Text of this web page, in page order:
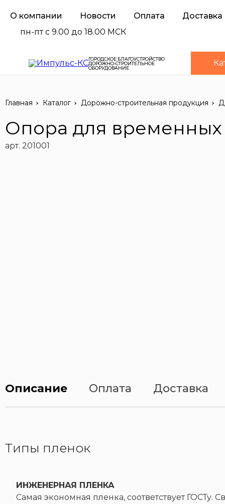
О компании Новости Оплата
Доставка
пн-пт с 9.00 до 18.00 МСК
ГОРОДСКОЕ БЛАГОУСТРОЙСТВО
ДОРОЖНО-СТРОИТЕЛЬНОЕ
ОБОРУДОВАНИЕ
Главная Каталог Дорожно-строительная продукция
Опора для
арт. 201001
Описание Оплата Доставка
Типы пленок
ИНЖЕНЕРНАЯ ПЛЕНКА
Самая экономная пленка, соответствует